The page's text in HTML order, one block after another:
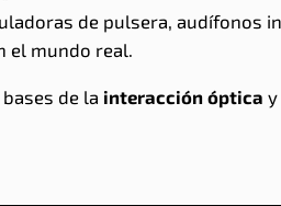
de pulsera, audífonos
el mundo real.
de la interacción óptica y